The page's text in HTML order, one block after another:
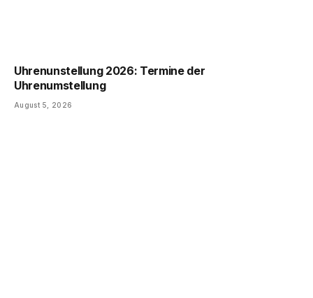
Uhrenunstellung 2026: Termine der
Uhrenumstellung
August 5, 2026